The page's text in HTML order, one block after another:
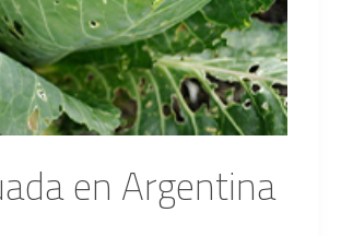
en Argentina